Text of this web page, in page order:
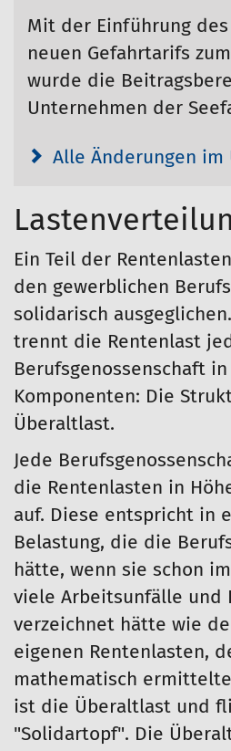
Mit der Einführung des
neuen Gefahrtarifs zum
wurde die
Unternehmen der
Alle Änderungen im
Ein Teil der
den gewerblichen
solidarisch
trennt die Rentenlast
Berufsgenossenschaft in
Komponenten: Die
Überaltlast.
Jede
die Rentenlasten in
auf. Diese entspricht in
Belastung, die die
hätte, wenn sie schon
viele Arbeitsunfälle und
verzeichnet hätte wie
eigenen Rentenlasten,
mathematisch
ist die Überaltlast und
"Solidartopf". Die